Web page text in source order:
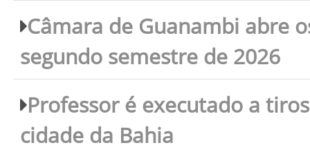
Câmara de Guanambi abre
segundo semestre de 2026
Professor é executado a
cidade da Bahia